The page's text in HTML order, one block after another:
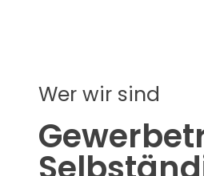
Wer wir sind